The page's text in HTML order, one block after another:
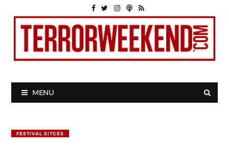
MENU
FESTIVAL SITGES